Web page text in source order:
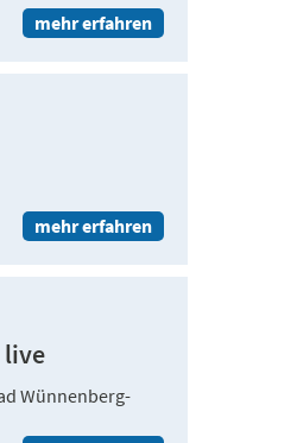
mehr erfahren
mehr erfahren
live
Wünnenberg-